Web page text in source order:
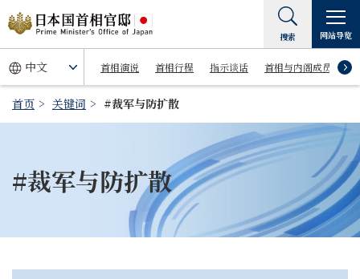
首相演说 首相行程 指示谈话 首相与内阁成员
搜索 网站导览
首页 关键词 #裁军与防扩散
#裁军与防扩散